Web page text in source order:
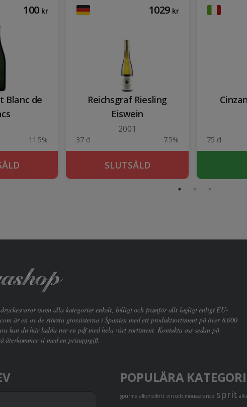
100 kr
Blanc de
11.5%
1029 kr
Reichsgraf Riesling
Eiswein
2001
37 cl 7.5%
SLUTSÅLD
75 cl
inom alla kategorier enkelt, billigt och framför allt lagligt enligt EU-
är en av de största grossisterna i Spanien med ett produktsortiment på över 8.000
kan du här ladda ner en pdf med hela vårt sortiment. Kontakta oss sedan på
återkommer vi med en prisuppgift.
POPULÄRA
gourme alkoholfritt vin och mousserande sprit